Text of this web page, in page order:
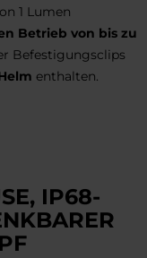
1 Lumen
Betrieb von bis zu
Befestigungsclips
enthalten.
IP68-